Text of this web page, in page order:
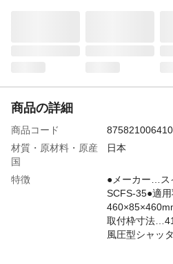
商品の詳細
商品コード
材質・原材料・原産
国
日本
特徴
●メーカー…ス
SCFS-35●適
取付枠寸法
風圧型シャッ